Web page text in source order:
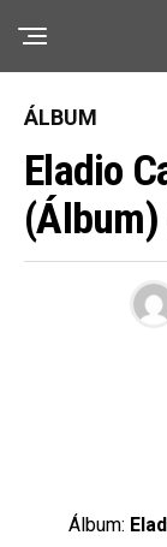
ÁLBUM
Eladio
Álbum: